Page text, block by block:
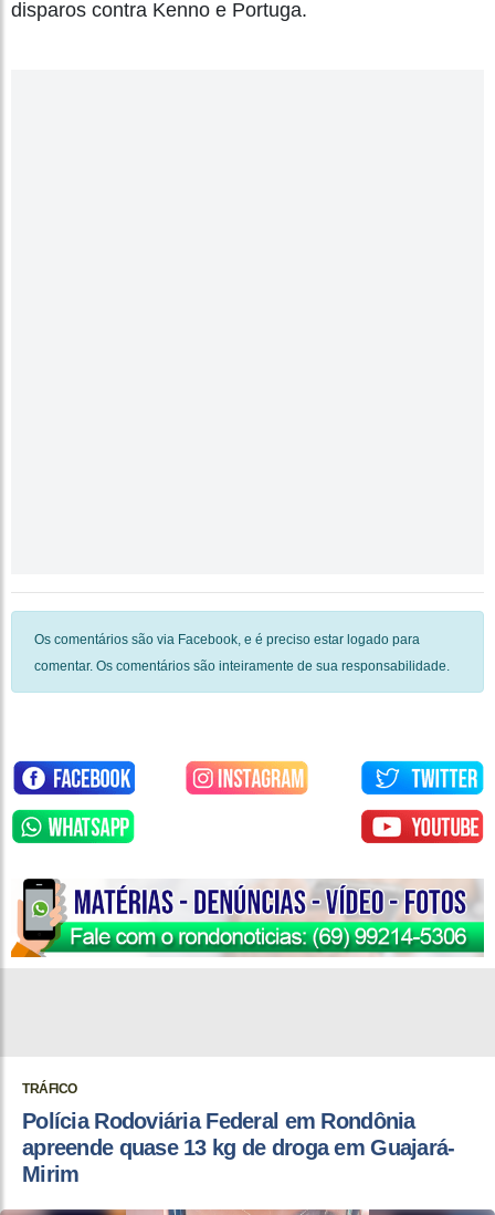
disparos contra Kenno e Portuga.
Os comentários são via Facebook, e é preciso estar logado para
comentar. Os comentários são inteiramente de sua responsabilidade.
TRÁFICO
Polícia Rodoviária Federal em Rondônia
apreende quase 13 kg de droga em Guajará-
Mirim